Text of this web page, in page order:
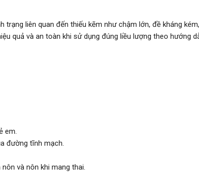
liên quan đến thiếu kẽm như chậm lớn, đề kháng
quả và an toàn khi sử dụng đúng liều lượng theo hướng
em.
đường tĩnh mạch.
và nôn khi mang thai.